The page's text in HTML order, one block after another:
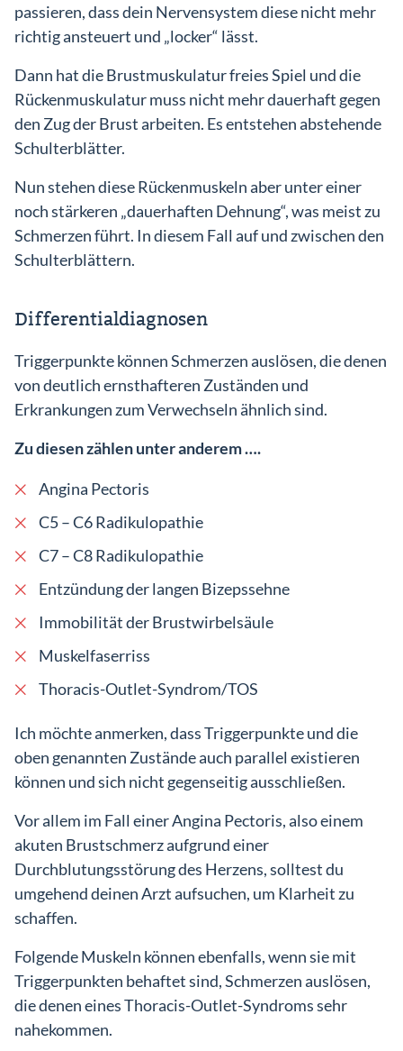
passieren, dass dein Nervensystem diese nicht mehr
richtig ansteuert und „locker“ lässt.
Dann hat die Brustmuskulatur freies Spiel und die
Rückenmuskulatur muss nicht mehr dauerhaft gegen
den Zug der Brust arbeiten. Es entstehen abstehende
Schulterblätter.
Nun stehen diese Rückenmuskeln aber unter einer
noch stärkeren „dauerhaften Dehnung“, was meist zu
Schmerzen führt. In diesem Fall auf und zwischen den
Schulterblättern.
Differentialdiagnosen
Triggerpunkte können Schmerzen auslösen, die denen
von deutlich ernsthafteren Zuständen und
Erkrankungen zum Verwechseln ähnlich sind.
Zu diesen zählen unter anderem ….
Angina Pectoris
C5 – C6 Radikulopathie
C7 – C8 Radikulopathie
Entzündung der langen Bizepssehne
Immobilität der Brustwirbelsäule
Muskelfaserriss
Thoracis-Outlet-Syndrom/TOS
Ich möchte anmerken, dass Triggerpunkte und die
oben genannten Zustände auch parallel existieren
können und sich nicht gegenseitig ausschließen.
Vor allem im Fall einer Angina Pectoris, also einem
akuten Brustschmerz aufgrund einer
Durchblutungsstörung des Herzens, solltest du
umgehend deinen Arzt aufsuchen, um Klarheit zu
schaffen.
Folgende Muskeln können ebenfalls, wenn sie mit
Triggerpunkten behaftet sind, Schmerzen auslösen,
die denen eines Thoracis-Outlet-Syndroms sehr
nahekommen.